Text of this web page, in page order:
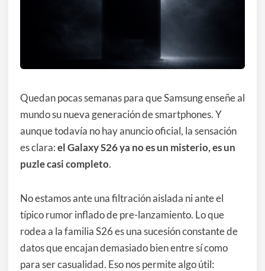
Quedan pocas semanas para que Samsung enseñe al
mundo su nueva generación de smartphones. Y
aunque todavía no hay anuncio oficial, la sensación
es clara:el Galaxy S26 ya no es un misterio, es un
puzle casi completo.
No estamos ante una filtración aislada ni ante el
típico rumor inflado de pre-lanzamiento. Lo que
rodea a la familia S26 es una sucesión constante de
datos que encajan demasiado bien entre sí como
para ser casualidad. Eso nos permite algo útil: